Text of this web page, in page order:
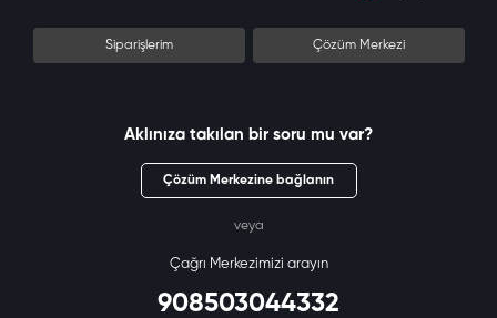
Siparişlerim Çözüm Merkezi
Aklınıza takılan bir soru mu var?
Çözüm Merkezine bağlanın
veya
Çağrı Merkezimizi arayın
908503044332